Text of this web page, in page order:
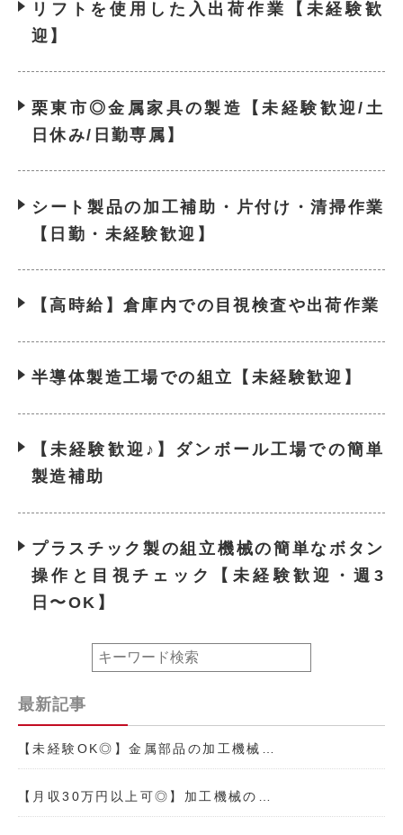
リフトを使用した入出荷作業【未経験歓
迎】
栗東市◎金属家具の製造【未経験歓迎/土
日休み/日勤専属】
シート製品の加工補助・片付け・清掃作業
【日勤・未経験歓迎】
【高時給】倉庫内での目視検査や出荷作業
半導体製造工場での組立【未経験歓迎】
【未経験歓迎♪】ダンボール工場での簡単
製造補助
プラスチック製の組立機械の簡単なボタン
操作と目視チェック【未経験歓迎・週3
日〜OK】
最新記事
【未経験OK◎】金属部品の加工機械…
【月収30万円以上可◎】加工機械の…